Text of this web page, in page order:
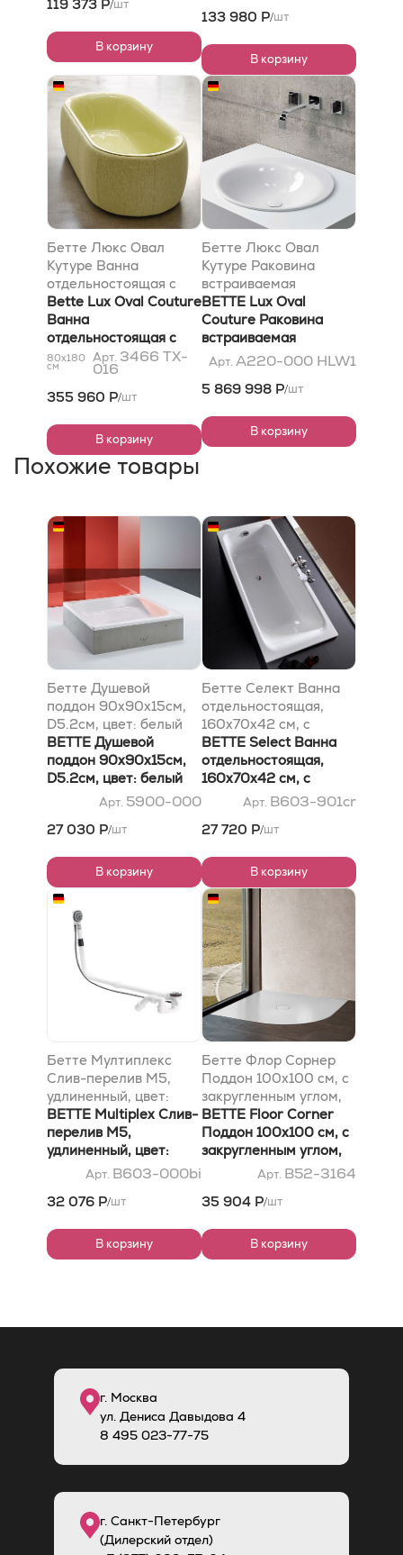
черный матовый 400
119 373 Р/шт
В корзину
133 980 Р/шт
В корзину
Бетте Люкс Овал
Кутуре Ванна
отдельностоящая с
шумоизоляцией
180x80x45 см, цвет
зеленый мох 016
Bette Lux Oval Couture
Ванна
отдельностоящая с
шумоизоляцией
180x80x45 см, цвет
зеленый мох 016
80x180
см
Арт. 3466 TX-
016
355 960 Р/шт
В корзину
Бетте Люкс Овал
Кутуре Раковина
встраиваемая
50х50х10см, c 1 отв.,
сталь, цвет: белый
BETTE Lux Oval
Couture Раковина
встраиваемая
50х50х10см, c 1 отв.,
сталь, цвет: белый
Арт. A220-000 HLW1
5 869 998 Р/шт
В корзину
Похожие товары
Бетте Душевой
поддон 90х90х15см,
D5.2см, цвет: белый
BETTE Душевой
поддон 90х90х15см,
D5.2см, цвет: белый
Арт. 5900-000
27 030 Р/шт
В корзину
Бетте Селект Ванна
отдельностоящая,
160х70х42 см, с
шумоизоляцией, цвет:
белый
BETTE Select Ванна
отдельностоящая,
160х70х42 см, с
шумоизоляцией, цвет:
Арт. B603-901cr
27 720 Р/шт
В корзину
Бетте Мултиплекс
Слив-перелив M5,
удлиненный, цвет:
белый
BETTE Multiplex Слив-
перелив M5,
удлиненный, цвет:
белыйАрт. B603-000bi
32 076 Р/шт
В корзину
Бетте Флор Сорнер
Поддон 100х100 см, с
закругленным углом,
D9см, с
шумоизоляцией, цвет:
белый
BETTE Floor Сorner
Поддон 100х100 см, с
закругленным углом,
шумоизоляцией, цвет:
белый
Арт. B52-3164
35 904 Р/шт
В корзину
г. Москва
ул. Дениса Давыдова 4
8 495 023-77-75
г. Санкт-Петербург
(Дилерский отдел)